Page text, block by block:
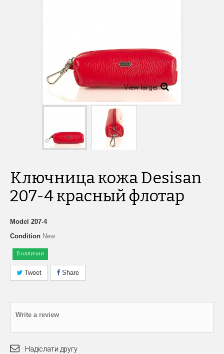
View larger
Ключница кожа Desisan
207-4 красный флотар
Model 207-4
Condition New
В наличии
Tweet Share
Write a review
Надіслати другу